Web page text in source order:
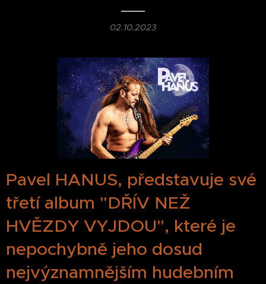
02.10.2023
Pavel HANUS, představuje své
třetí album "DŘÍV NEŽ
HVĚZDY VYJDOU", které je
nepochybně jeho dosud
nejvýznamnějším hudebním